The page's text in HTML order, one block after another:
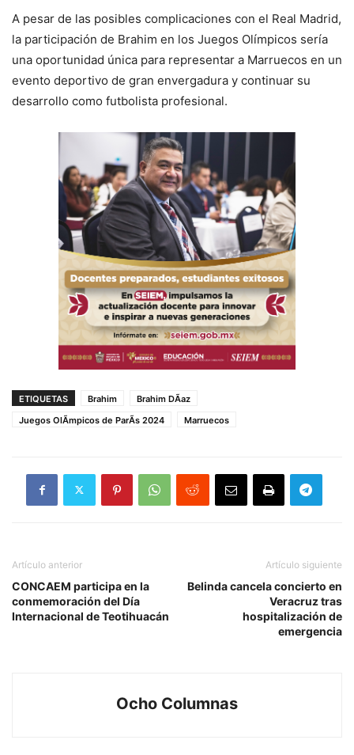
A pesar de las posibles complicaciones con el Real Madrid,
la participación de Brahim en los Juegos Olímpicos sería
una oportunidad única para representar a Marruecos en un
evento deportivo de gran envergadura y continuar su
desarrollo como futbolista profesional.
ETIQUETAS Brahim
Brahim DÃ­az
Juegos OlÃ­mpicos de ParÃ­s 2024
Marruecos
Artículo anterior
CONCAEM participa en la
conmemoración del Día
Internacional de Teotihuacán
Artículo siguiente
Belinda cancela concierto en
Veracruz tras
hospitalización de
emergencia
Ocho Columnas